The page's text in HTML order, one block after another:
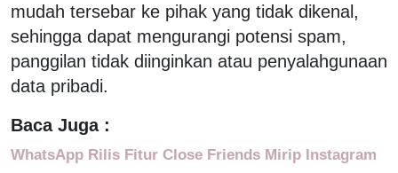
mudah tersebar ke pihak yang tidak dikenal,
sehingga dapat mengurangi potensi spam,
panggilan tidak diinginkan atau penyalahgunaan
data pribadi.
Baca Juga :
WhatsApp Rilis Fitur Close Friends Mirip Instagram